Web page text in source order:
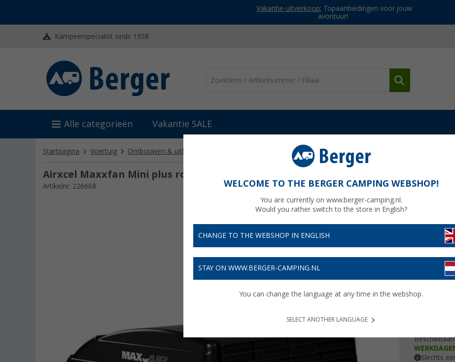
Vakantie-uitverkoop: Topaanbiedingen voor jouw
avontuur!
Kampeerspecialist sinds 1958
Alle categorieën Vakantie SALE
Startpagina Voertuig Ombouwen & uitbouwen Airxcel Maxxfan Mini plus rookdak motorkap
Airxcel Maxxfan Mini plus rookdak motorkap
Artikelnr: 226668
€
Prijzen incl. BTW
5,97€ met
Slechts
WELCOME TO THE BERGER CAMPING WEBSHOP!
You are currently on www.berger-camping.nl.
Would you rather switch to the store in English?
CHANGE TO THE WEBSHOP IN ENGLISH
STAY ON WWW.BERGER-CAMPING.NL
You can change the language at any time in the webshop.
SELECT ANOTHER LANGUAGE